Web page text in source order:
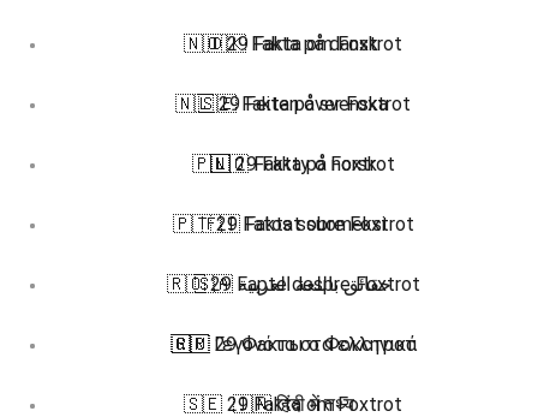
🇳🇴 29 Fakta om Foxtrot
🇳🇱 29 Feiten over Foxtrot
🇵🇱 29 Fakty o Foxtrot
🇵🇹 29 Fatos sobre Foxtrot
🇷🇴 29 Fapte despre Foxtrot
🇷🇺 29 Факты о Фокстрот
🇸🇪 29 Fakta om Foxtrot
🇩🇰 Fakta på dansk
🇸🇪 Fakta på svenska
🇳🇴 Fakta på norsk
🇫🇮 Faktat suomeksi
🇸🇦 حقائق باللغة العربية
🇬🇷 Γεγονότα στα ελληνικά
🇮🇳 हिंदी में तथ्य